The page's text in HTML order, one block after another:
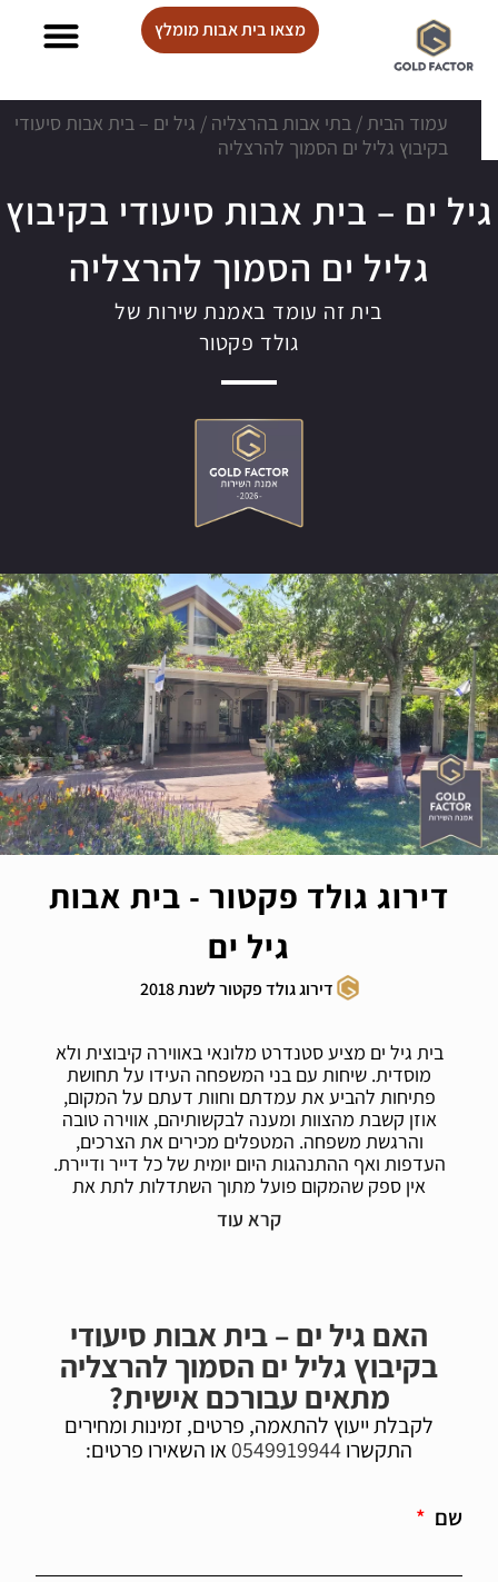
מצאו בית אבות מומלץ
עמוד הבית/ בתי אבות בהרצליה / גיל ים – בית אבות סיעודי
בקיבוץ גליל ים הסמוך להרצליה
גיל ים – בית אבות סיעודי בקיבוץ
גליל ים הסמוך להרצליה
בית זה עומד באמנת שירות של
גולד פקטור
דירוג גולד פקטור - בית אבות
גיל ים
דירוג גולד פקטור לשנת 2018
בית גיל ים מציע סטנדרט מלונאי באווירה קיבוצית ולא
מוסדית. שיחות עם בני המשפחה העידו על תחושת
פתיחות להביע את עמדתם וחוות דעתם על המקום,
אוזן קשבת מהצוות ומענה לבקשותיהם, אווירה טובה
והרגשת משפחה. המטפלים מכירים את הצרכים,
העדפות ואף ההתנהגות היום יומית של כל דייר ודיירת.
אין ספק שהמקום פועל מתוך השתדלות לתת את
השירות והמענה לשביעות הרצון של הדייר ובני
משפחתו.
וירוק באווירה נינוחה מבלי להתרחק ממרכז הארץ.
הסקטור המקצועי של בית גיל ים בחלקו תושבי הקיבוץ
ולכן האווירה והנגישות למענה של צוות המקום היא
משפחתית יותר ופחות פורמלית ביחס למרכזים
גריאטריים גדולים.
בית אבות בקיבוץ גיל ים בהרצליה הינו מקום קטן
מוקף גינות ירוקות של הקיבוץ. בית הדיור הסיעודי גיל ים
האם גיל ים – בית אבות סיעודי
בקיבוץ גליל ים הסמוך להרצליה
מתאים עבורכם אישית?
לקבלת ייעוץ להתאמה, פרטים, זמינות ומחירים
התקשרו0549919944או השאירו פרטים:
שם